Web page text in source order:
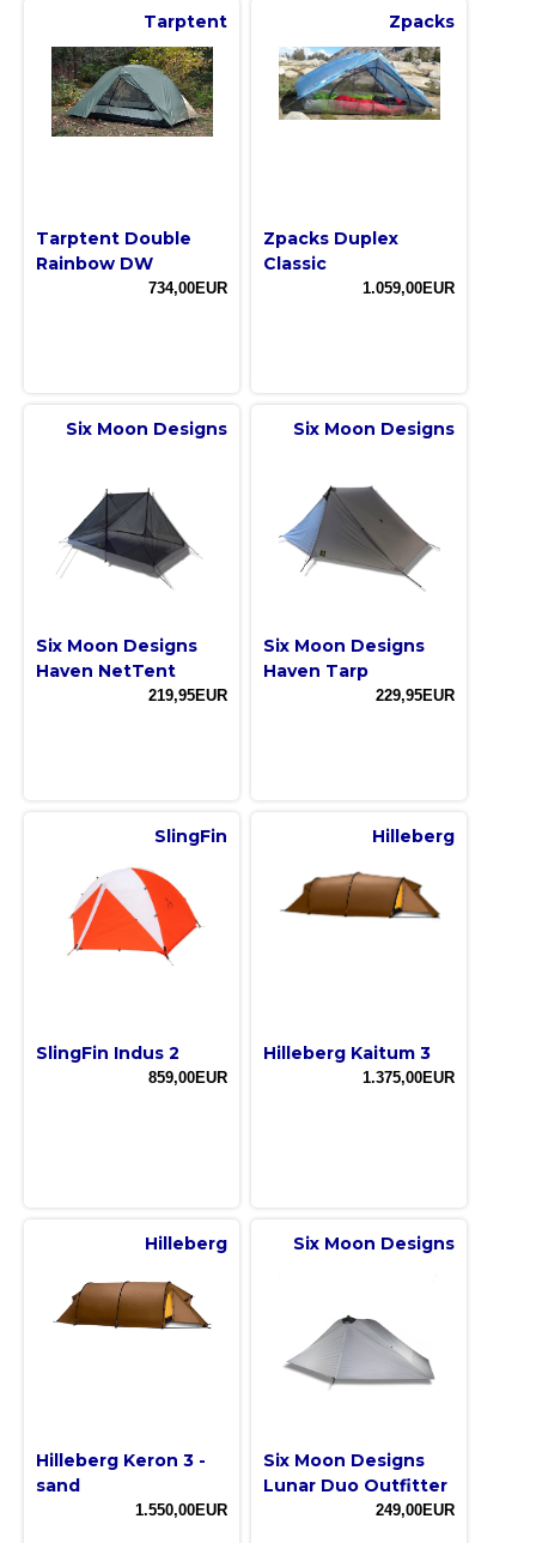
Tarptent
Tarptent Double
Rainbow DW
734,00EUR
Zpacks
Zpacks Duplex
Classic
1.059,00EUR
Six Moon Designs
Six Moon Designs
Haven NetTent
219,95EUR
Six Moon Designs
Six Moon Designs
Haven Tarp
229,95EUR
SlingFin
SlingFin Indus 2
859,00EUR
Hilleberg
Hilleberg Kaitum 3
1.375,00EUR
Hilleberg
Hilleberg Keron 3 -
sand
1.550,00EUR
Six Moon Designs
Six Moon Designs
Lunar Duo Outfitter
249,00EUR